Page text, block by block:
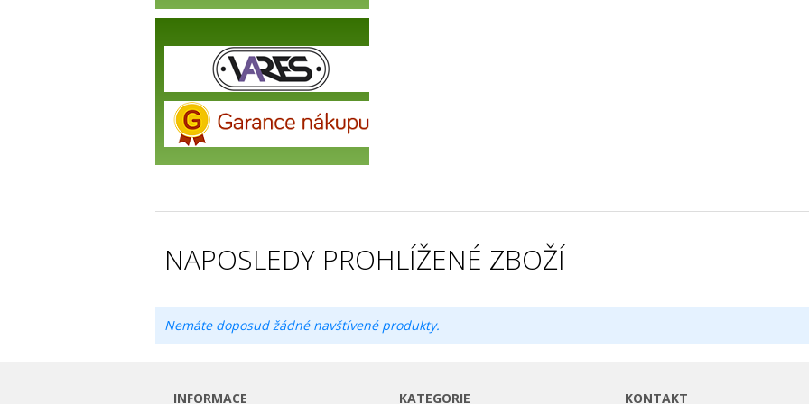
NAPOSLEDY PROHLÍŽENÉ ZBOŽÍ
Nemáte doposud žádné navštívené produkty.
INFORMACE KATEGORIE KONTAKT